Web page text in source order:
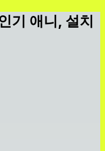
기 애니, 설치